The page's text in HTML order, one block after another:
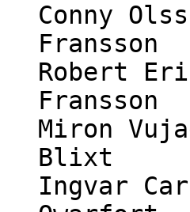
Conny
Robert
Miron
Blixt
Ingvar